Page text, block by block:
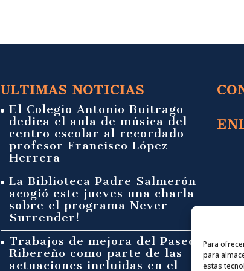
Para
para
estas
ULTIMAS NOTICIAS
El Colegio Antonio Buitrago
dedica el aula de música del
centro escolar al recordado
profesor Francisco López
Herrera
La Biblioteca Padre Salmerón
acogió este jueves una charla
sobre el programa Never
Surrender!
Trabajos de mejora del Paseo
Ribereño como parte de las
actuaciones incluidas en el